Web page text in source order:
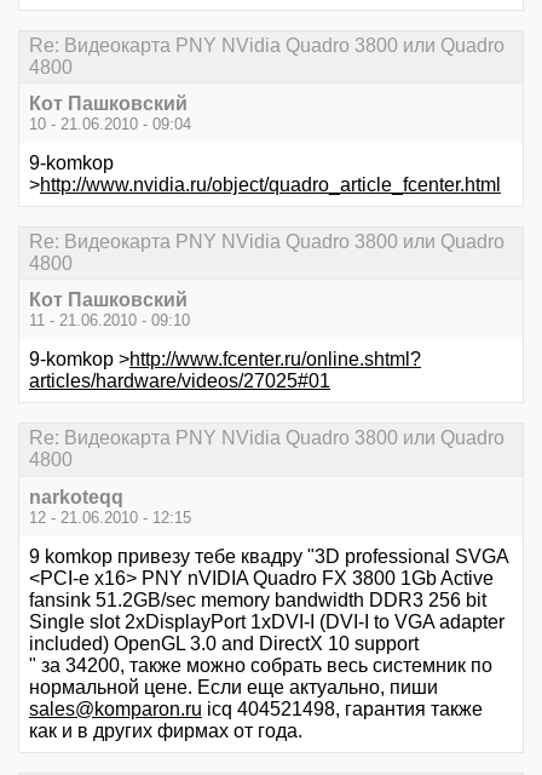
Re: Видеокарта PNY NVidia Quadro 3800 или Quadro
4800
Кот Пашковский
10 - 21.06.2010 - 09:04
9-komkop
>http://www.nvidia.ru/object/quadro_article_fcenter.html
Re: Видеокарта PNY NVidia Quadro 3800 или Quadro
4800
Кот Пашковский
11 - 21.06.2010 - 09:10
9-komkop >http://www.fcenter.ru/online.shtml?
articles/hardware/videos/27025#01
Re: Видеокарта PNY NVidia Quadro 3800 или Quadro
4800
narkoteqq
12 - 21.06.2010 - 12:15
9 komkop привезу тебе квадру "3D professional SVGA
<PCI-e x16> PNY nVIDIA Quadro FX 3800 1Gb Active
fansink 51.2GB/sec memory bandwidth DDR3 256 bit
Single slot 2xDisplayPort 1xDVI-I (DVI-I to VGA adapter
included) OpenGL 3.0 and DirectX 10 support
" за 34200, также можно собрать весь системник по
нормальной цене. Если еще актуально, пиши
sales@komparon.ru icq 404521498, гарантия также
как и в других фирмах от года.